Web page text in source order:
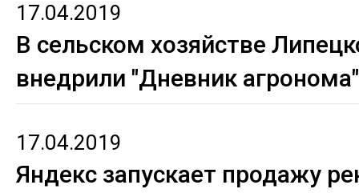
17.04.2019
В сельском хозяйстве
внедрили "Дневник агронома"
17.04.2019
Яндекс запускает продажу